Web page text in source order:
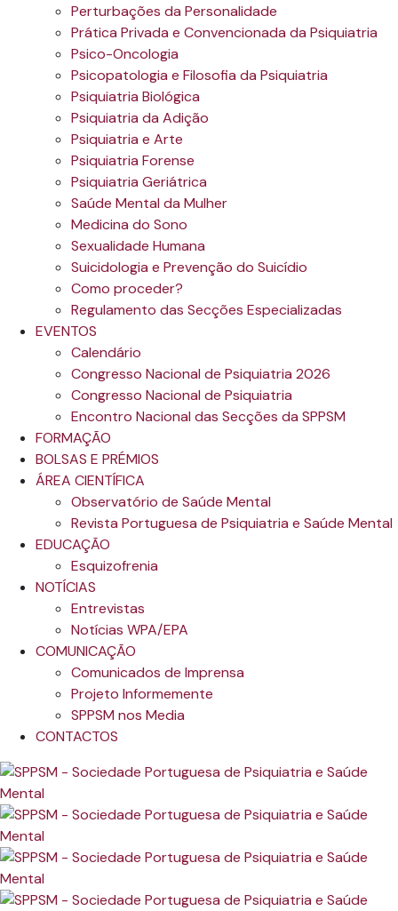
Perturbações da Personalidade
Prática Privada e Convencionada da Psiquiatria
Psico-Oncologia
Psicopatologia e Filosofia da Psiquiatria
Psiquiatria Biológica
Psiquiatria da Adição
Psiquiatria e Arte
Psiquiatria Forense
Psiquiatria Geriátrica
Saúde Mental da Mulher
Medicina do Sono
Sexualidade Humana
Suicidologia e Prevenção do Suicídio
Como proceder?
Regulamento das Secções Especializadas
EVENTOS
Calendário
Congresso Nacional de Psiquiatria 2026
Congresso Nacional de Psiquiatria
Encontro Nacional das Secções da SPPSM
FORMAÇÃO
BOLSAS E PRÉMIOS
ÁREA CIENTÍFICA
Observatório de Saúde Mental
Revista Portuguesa de Psiquiatria e Saúde Mental
EDUCAÇÃO
Esquizofrenia
NOTÍCIAS
Entrevistas
Notícias WPA/EPA
COMUNICAÇÃO
Comunicados de Imprensa
Projeto Informemente
SPPSM nos Media
CONTACTOS